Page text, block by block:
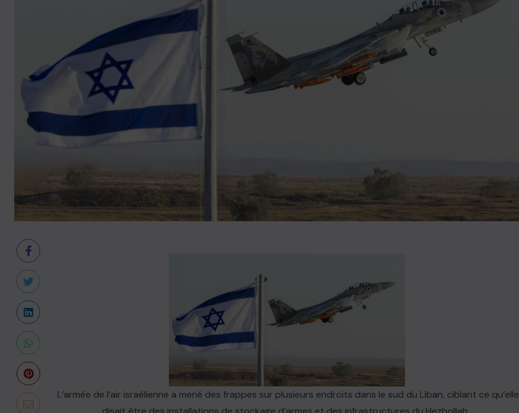
L’armée de l’air israélienne a mené des frappes sur plusieurs endroits dans le sud du Liban, ciblant ce qu’elle